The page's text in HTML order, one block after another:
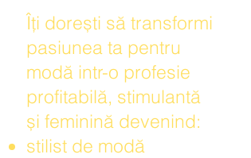
Îți dorești să transformi
pasiunea ta pentru
modă intr-o profesie
profitabilă, stimulantă
și feminină devenind:
stilist de modă